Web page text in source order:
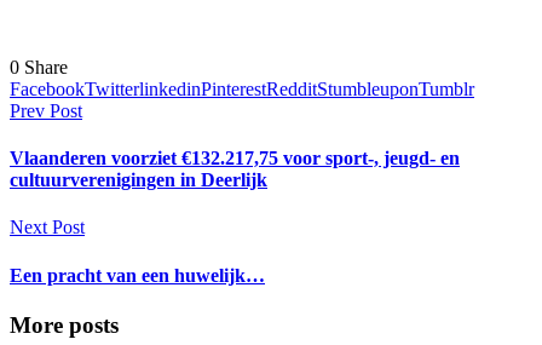
0 Share
FacebookTwitterlinkedinPinterestRedditStumbleuponTumblr
Prev Post
Vlaanderen voorziet €132.217,75 voor sport-, jeugd- en
cultuurverenigingen in Deerlijk
Next Post
Een pracht van een huwelijk…
More posts